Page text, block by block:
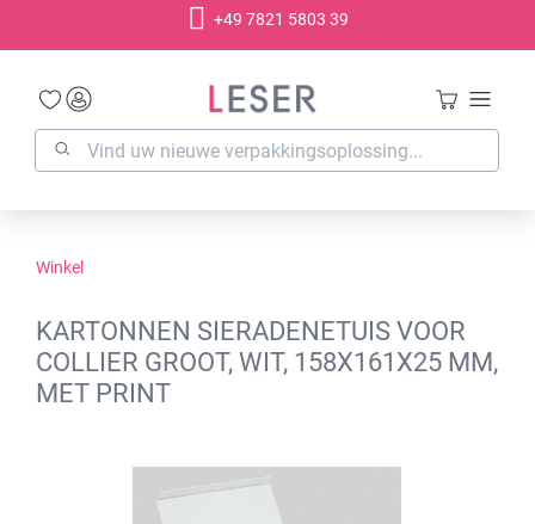
+49 7821 5803 39
Winkel
KARTONNEN SIERADENETUIS VOOR
COLLIER GROOT, WIT, 158X161X25 MM,
MET PRINT